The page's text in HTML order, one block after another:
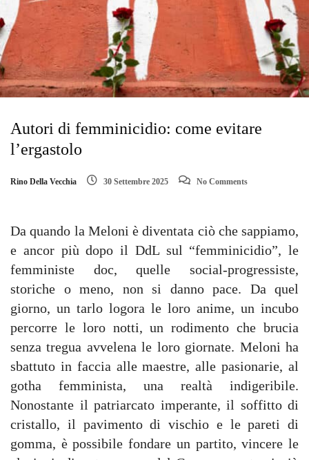
Autori di femminicidio: come evitare
l’ergastolo
Rino Della Vecchia 30 Settembre 2025 No Comments
Da quando la Meloni è diventata ciò che sappiamo,
e ancor più dopo il DdL sul “femminicidio”, le
femministe doc, quelle social-progressiste,
storiche o meno, non si danno pace. Da quel
giorno, un tarlo logora le loro anime, un incubo
percorre le loro notti, un rodimento che brucia
senza tregua avvelena le loro giornate. Meloni ha
sbattuto in faccia alle maestre, alle pasionarie, al
gotha femminista, una realtà indigeribile.
Nonostante il patriarcato imperante, il soffitto di
cristallo, il pavimento di vischio e le pareti di
gomma, è possibile fondare un partito, vincere le